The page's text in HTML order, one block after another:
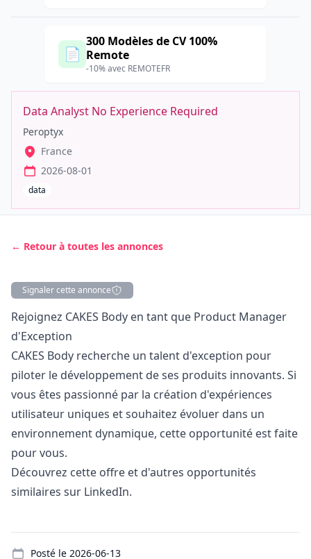
📄
300 Modèles de CV 100%
Remote
-10% avec REMOTEFR
Data Analyst No Experience Required
Peroptyx
France
2026-08-01
data
← Retour à toutes les annonces
Signaler cette annonce
Description
Rejoignez CAKES Body en tant que Product Manager
d'Exception
CAKES Body recherche un talent d'exception pour
piloter le développement de ses produits innovants. Si
vous êtes passionné par la création d'expériences
utilisateur uniques et souhaitez évoluer dans un
environnement dynamique, cette opportunité est faite
pour vous.
Découvrez cette offre et d'autres opportunités
similaires sur LinkedIn.
Posté le 2026-06-13